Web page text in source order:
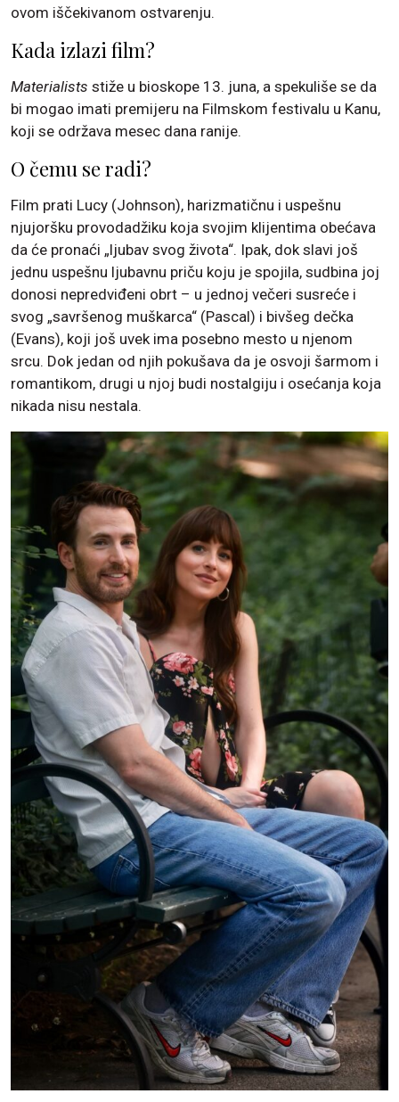
ovom iščekivanom ostvarenju.
Kada izlazi film?
Materialists stiže u bioskope 13. juna, a spekuliše se da
bi mogao imati premijeru na Filmskom festivalu u Kanu,
koji se održava mesec dana ranije.
O čemu se radi?
Film prati Lucy (Johnson), harizmatičnu i uspešnu
njujoršku provodadžiku koja svojim klijentima obećava
da će pronaći „ljubav svog života“. Ipak, dok slavi još
jednu uspešnu ljubavnu priču koju je spojila, sudbina joj
donosi nepredviđeni obrt – u jednoj večeri susreće i
svog „savršenog muškarca“ (Pascal) i bivšeg dečka
(Evans), koji još uvek ima posebno mesto u njenom
srcu. Dok jedan od njih pokušava da je osvoji šarmom i
romantikom, drugi u njoj budi nostalgiju i osećanja koja
nikada nisu nestala.